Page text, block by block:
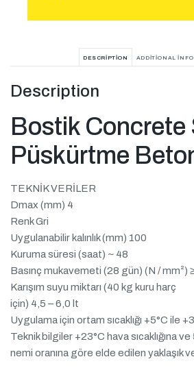
DESCRIPTION ADDITIONAL
Description
Bostik Concrete
Püskürtme
TEKNİK VERİLER
Dmax (mm) 4
Renk Gri
Uygulanabilir kalınlık (mm) 100
Kuruma süresi (saat) ~ 48
Basınç mukavemeti (28 gün) (N / mm²)
Karışım suyu miktarı (40 kg kuru harç
için) 4,5 – 6,0 lt
Uygulama için ortam sıcaklığı +5°C ile
Teknik bilgiler +23°C hava sıcaklığına
nemi oranına göre elde edilen yaklaşık